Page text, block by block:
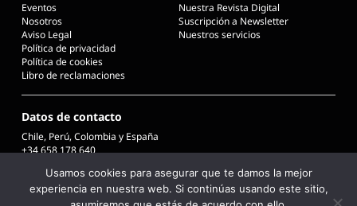
Eventos
Nosotros
Aviso Legal
Política de privacidad
Política de cookies
Libro de reclamaciones
Nuestra Revista Digital
Suscripción a Newsletter
Nuestros servicios
Datos de contacto
Chile, Perú, Colombia y España
+34 658 178 640
info@logistica360.pe
info@logistica360.co
Usamos cookies para asegurar que te damos la mejor
experiencia en nuestra web. Si continúas usando este sitio,